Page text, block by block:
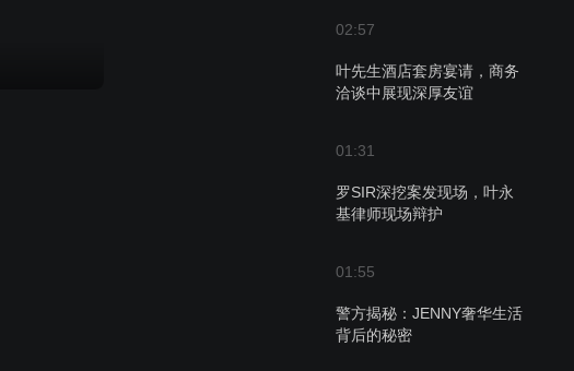
02:57
叶先生酒店套房宴请，商务
洽谈中展现深厚友谊
01:31
罗SIR深挖案发现场，叶永
基律师现场辩护
01:55
警方揭秘：JENNY奢华生活
背后的秘密